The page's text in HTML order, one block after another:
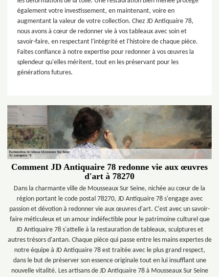
également votre investissement, en maintenant, voire en
augmentant la valeur de votre collection. Chez JD Antiquaire 78,
nous avons à cœur de redonner vie à vos tableaux avec soin et
savoir-faire, en respectant l'intégrité et l'histoire de chaque pièce.
Faites confiance à notre expertise pour redonner à vos œuvres la
splendeur qu'elles méritent, tout en les préservant pour les
générations futures.
Comment JD Antiquaire 78 redonne vie aux œuvres
d'art à 78270
Dans la charmante ville de Mousseaux Sur Seine, nichée au cœur de la
région portant le code postal 78270, JD Antiquaire 78 s'engage avec
passion et dévotion à redonner vie aux œuvres d'art. C'est avec un savoir-
faire méticuleux et un amour indéfectible pour le patrimoine culturel que
JD Antiquaire 78 s'attelle à la restauration de tableaux, sculptures et
autres trésors d'antan. Chaque pièce qui passe entre les mains expertes de
notre équipe à JD Antiquaire 78 est traitée avec le plus grand respect,
dans le but de préserver son essence originale tout en lui insufflant une
nouvelle vitalité. Les artisans de JD Antiquaire 78 à Mousseaux Sur Seine